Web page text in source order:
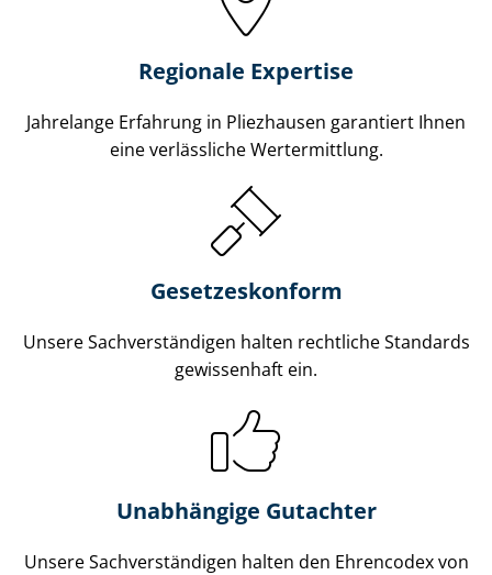
Regionale Expertise
Jahrelange Erfahrung in Pliezhausen garantiert Ihnen
eine verlässliche Wertermittlung.
Gesetzes­konform
Unsere Sach­ver­stän­di­gen halten rechtliche Standards
gewissenhaft ein.
Unabhängige Gutachter
Unsere Sach­ver­stän­di­gen halten den Ehrencodex von